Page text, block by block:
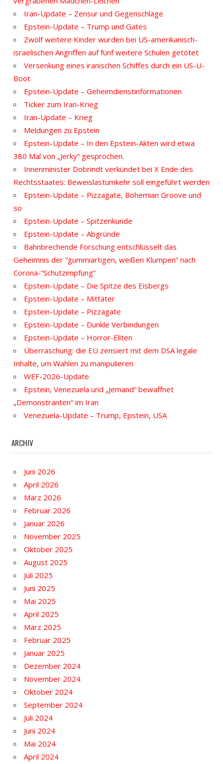
Iran-Update – Zensur und Gegenschläge
Epstein-Update – Trump und Gates
Zwölf weitere Kinder wurden bei US-amerikanisch-
israelischen Angriffen auf fünf weitere Schulen getötet
Versenkung eines iranischen Schiffes durch ein US-U-
Boot
Epstein-Update – Geheimdienstinformationen
Ticker zum Iran-Krieg
Iran-Update – Krieg
Meldungen zu Epstein
Epstein-Update – In den Epstein-Akten wird etwa
380 Mal von „Jerky“ gesprochen.
Innenminister Dobrindt verkündet bei X Ende des
Rechtsstaates: Beweislastumkehr soll eingeführt werden
Epstein-Update – Pizzagate, Bohemian Groove und
so
Epstein-Update – Spitzenkunde
Epstein-Update – Abgründe
Bahnbrechende Forschung entschlüsselt das
Geheimnis der “gummiartigen, weißen Klumpen” nach
Corona-“Schutzimpfung”
Epstein-Update – Die Spitze des Eisbergs
Epstein-Update – Mittäter
Epstein-Update – Pizzagate
Epstein-Update – Dunkle Verbindungen
Epstein-Update – Horror-Eliten
Überraschung: die EU zensiert mit dem DSA legale
Inhalte, um Wahlen zu manipulieren
WEF-2026-Update
Epstein, Venezuela und „Jemand“ bewaffnet
„Demonstranten“ im Iran
Venezuela-Update – Trump, Epstein, USA
ARCHIV
Juni 2026
April 2026
März 2026
Februar 2026
Januar 2026
November 2025
Oktober 2025
August 2025
Juli 2025
Juni 2025
Mai 2025
April 2025
März 2025
Februar 2025
Januar 2025
Dezember 2024
November 2024
Oktober 2024
September 2024
Juli 2024
Juni 2024
Mai 2024
April 2024